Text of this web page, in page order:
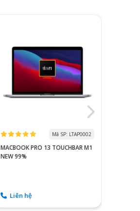
Mã SP: LTAP0002
MACBOOK PRO 13 TOUCHBAR M1
NEW 99%
Liên hệ